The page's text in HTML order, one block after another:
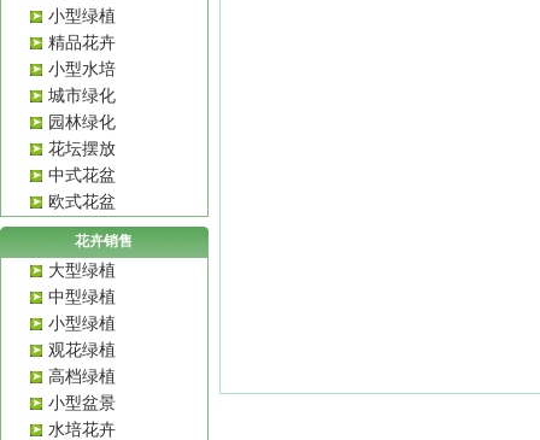
小型绿植
精品花卉
小型水培
城市绿化
园林绿化
花坛摆放
中式花盆
欧式花盆
花卉销售
大型绿植
中型绿植
小型绿植
观花绿植
高档绿植
小型盆景
水培花卉